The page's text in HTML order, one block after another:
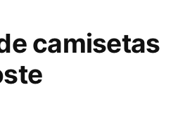
camisetas